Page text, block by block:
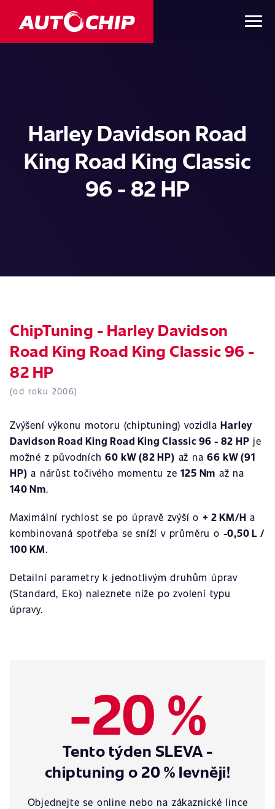
Harley Davidson Road
King Road King Classic
96 - 82 HP
ChipTuning - Harley Davidson
Road King Road King Classic 96 -
82 HP
(od roku 2006)
Zvýšení výkonu motoru (chiptuning) vozidlaHarley
Davidson Road King Road King Classic 96 - 82 HP je
možné z původních60 kW (82 HP) až na66 kW (91
HP) a nárůst točivého momentu ze125 Nm až na
140 Nm.
Maximální rychlost se po úpravě zvýší o + 2 KM/H a
kombinovaná spotřeba se sníží v průměru o -0,50 L /
100 KM.
Detailní parametry k jednotlivým druhům úprav
(Standard, Eko) naleznete níže po zvolení typu
úpravy.
-20 %
Tento týden SLEVA -
chiptuning o 20 % levněji!
Objednejte se online nebo na zákaznické lince